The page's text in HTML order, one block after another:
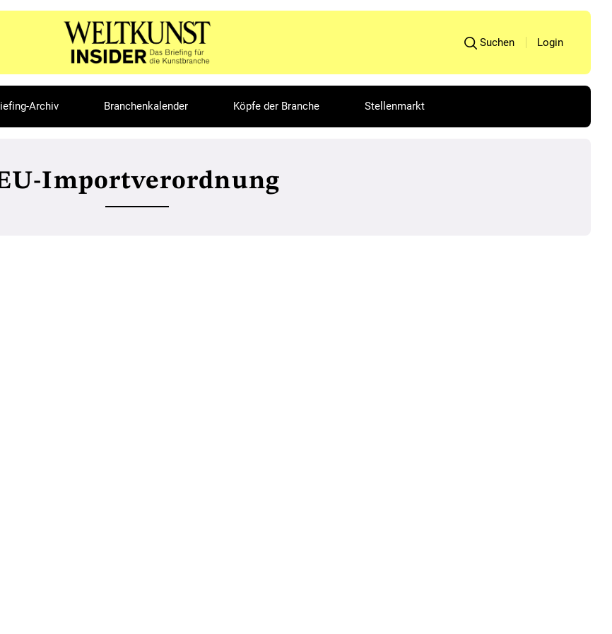
Suchen Login
Archiv Branchenkalender Köpfe der Branche Stellenmarkt
Importverordnung